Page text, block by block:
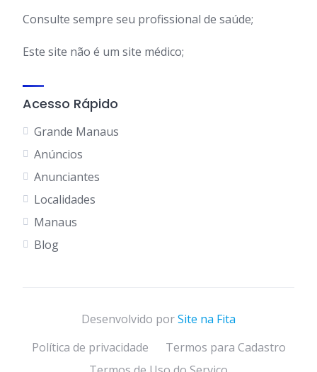
Consulte sempre seu profissional de saúde;
Este site não é um site médico;
Acesso Rápido
Grande Manaus
Anúncios
Anunciantes
Localidades
Manaus
Blog
Desenvolvido porSite na Fita
Política de privacidade
Termos para Cadastro